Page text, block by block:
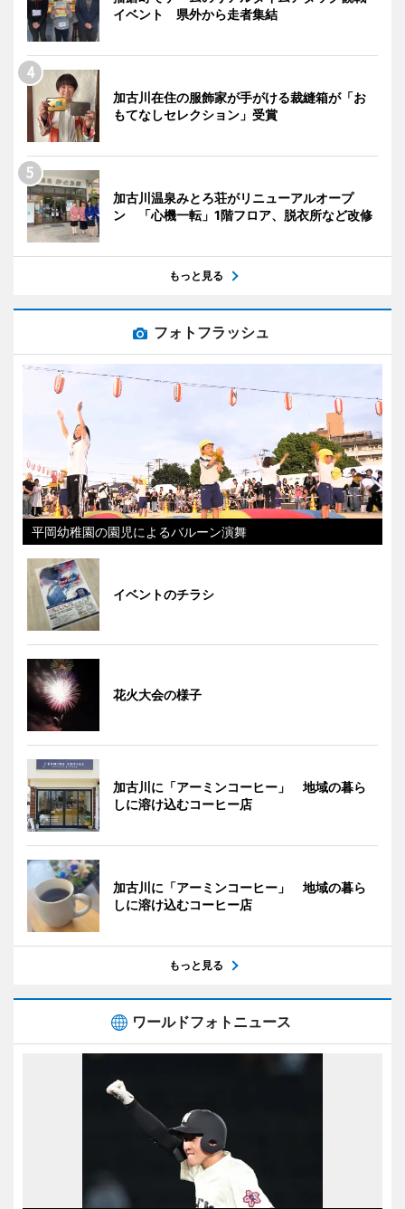
イベント 県外から走者集結
加古川在住の服飾家が手がける裁縫箱が「お
もてなしセレクション」受賞
加古川温泉みとろ荘がリニューアルオープ
ン 「心機一転」1階フロア、脱衣所など改修
もっと見る
フォトフラッシュ
平岡幼稚園の園児によるバルーン演舞
イベントのチラシ
花火大会の様子
加古川に「アーミンコーヒー」 地域の暮ら
しに溶け込むコーヒー店
加古川に「アーミンコーヒー」 地域の暮ら
しに溶け込むコーヒー店
もっと見る
ワールドフォトニュース